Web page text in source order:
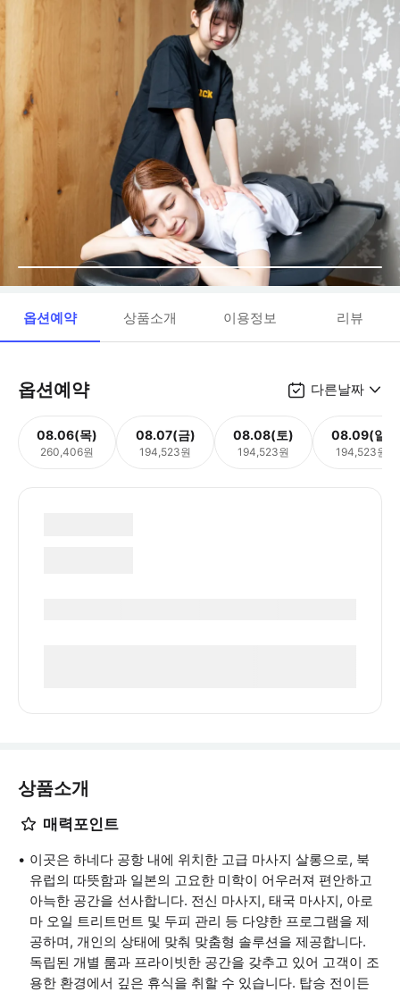
옵션예약 상품소개 이용정보 리뷰
옵션예약 다른날짜
08.06(목)
260,406원
08.07(금)
194,523원
08.08(토)
194,523원
08.09(일)
194,523원
상품소개
매력포인트
이곳은 하네다 공항 내에 위치한 고급 마사지 살롱으로, 북
유럽의 따뜻함과 일본의 고요한 미학이 어우러져 편안하고
아늑한 공간을 선사합니다. 전신 마사지, 태국 마사지, 아로
마 오일 트리트먼트 및 두피 관리 등 다양한 프로그램을 제
공하며, 개인의 상태에 맞춰 맞춤형 솔루션을 제공합니다.
독립된 개별 룸과 프라이빗한 공간을 갖추고 있어 고객이 조
용한 환경에서 깊은 휴식을 취할 수 있습니다. 탑승 전이든